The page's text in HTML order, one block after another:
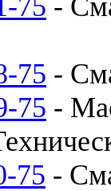
75 -
75 -
75 -